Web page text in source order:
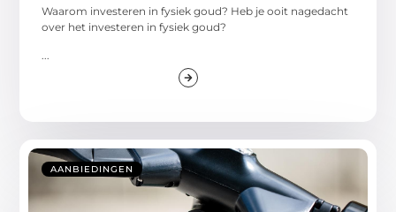
Waarom investeren in fysiek goud? Heb je ooit nagedacht
over het investeren in fysiek goud?
...
AANBIEDINGEN